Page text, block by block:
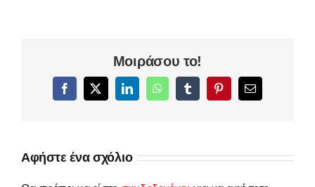
Μοιράσου το!
Facebook
X LinkedInWhatsAppTumblrPinterestEmail
Αφήστε ένα σχόλιο